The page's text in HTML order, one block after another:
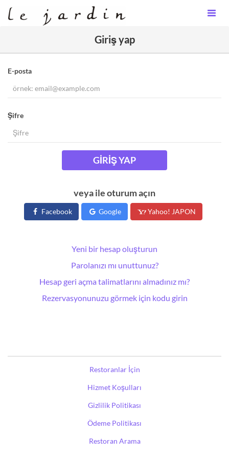
Giriş yap
E-posta
Şifre
GIRIŞ YAP
veya ile oturum açın
Facebook Google Yahoo! JAPON
Yeni bir hesap oluşturun
Parolanızı mı unuttunuz?
Hesap geri açma talimatlarını almadınız mı?
Rezervasyonunuzu görmek için kodu girin
Restoranlar İçin
Hizmet Koşulları
Gizlilik Politikası
Ödeme Politikası
Restoran Arama